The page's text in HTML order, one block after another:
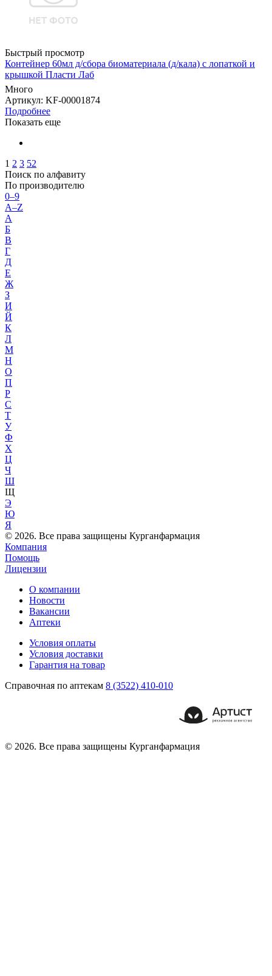
Быстрый просмотр
Контейнер 60мл д/сбора биоматериала (д/кала) с лопаткой и
крышкой Пласти Лаб
Много
Артикул: KF-00001874
Подробнее
Показать еще
1 2 3 52
Поиск по алфавиту
По производителю
0–9
A–Z
А
Б
В
Г
Д
Е
Ж
З
И
Й
К
Л
М
Н
О
П
Р
С
Т
У
Ф
Х
Ц
Ч
Ш
Щ
Э
Ю
Я
© 2026. Все права защищены Курганфармация
Компания
Помощь
Лицензии
О компании
Новости
Вакансии
Аптеки
Условия оплаты
Условия доставки
Гарантия на товар
Справочная по аптекам 8 (3522) 410-010
© 2026. Все права защищены Курганфармация